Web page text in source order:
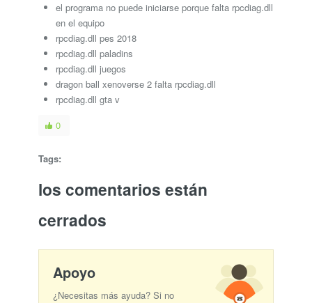
el programa no puede iniciarse porque falta rpcdiag.dll
en el equipo
rpcdiag.dll pes 2018
rpcdiag.dll paladins
rpcdiag.dll juegos
dragon ball xenoverse 2 falta rpcdiag.dll
rpcdiag.dll gta v
0
Tags:
los comentarios están
cerrados
Apoyo
¿Necesitas más ayuda? Si no